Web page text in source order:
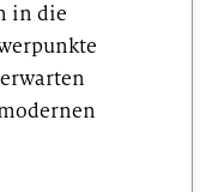
in die